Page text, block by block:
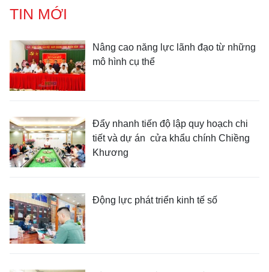
TIN MỚI
Nâng cao năng lực lãnh đạo từ những
mô hình cụ thể
Đẩy nhanh tiến độ lập quy hoạch chi
tiết và dự án cửa khẩu chính Chiềng
Khương
Động lực phát triển kinh tế số